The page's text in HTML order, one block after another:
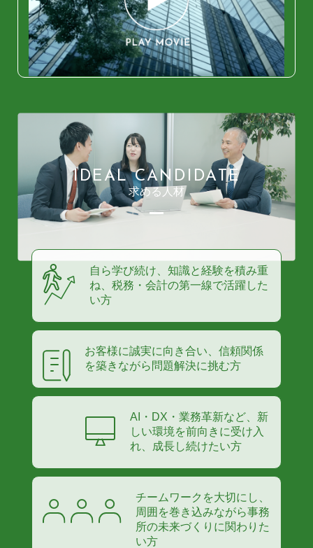
IDEAL CANDIDATE
求める人材
自ら学び続け、知識と経験を積み重
ね、税務・会計の第一線で活躍した
い方
お客様に誠実に向き合い、信頼関係
を築きながら問題解決に挑む方
AI・DX・業務革新など、新
しい環境を前向きに受け入
れ、成長し続けたい方
チームワークを大切にし、
周囲を巻き込みながら事務
所の未来づくりに関わりた
い方